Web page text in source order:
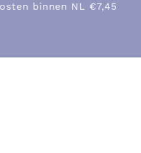
binnen NL boven de